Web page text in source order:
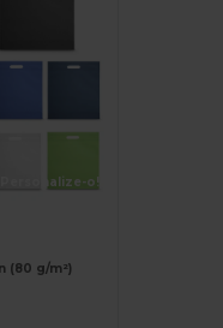
Personalize-o!
(80 g/m²)